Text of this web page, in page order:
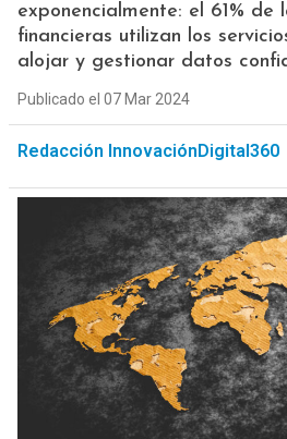
exponencialmente: el 61% de
financieras utilizan los
alojar y gestionar datos
Publicado el 07 Mar 2024
Redacción InnovaciónDigital360